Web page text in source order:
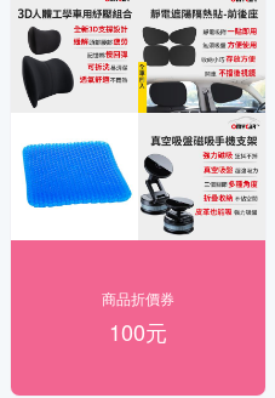
商品折價券
100元